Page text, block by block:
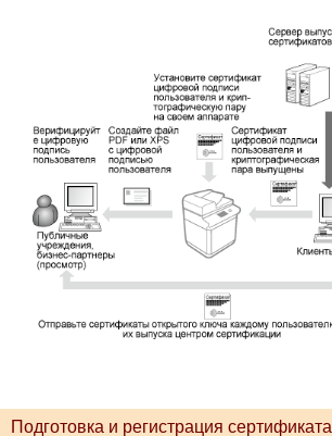
Подготовка и регистрация сертификата